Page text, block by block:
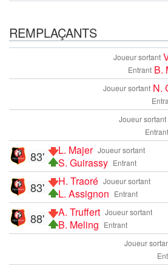
REMPLAÇANTS
Joueur sortant
Entrant B.
Joueur sortant N.
Joueur sortant
Entrant
Joueur sortant
L. Majer
Entrant
S. Guirassy
83'
Joueur sortant
H. Traoré
Entrant
L. Assignon
83'
Joueur sortant
A. Truffert
Entrant
B. Meling
88'
Joueur